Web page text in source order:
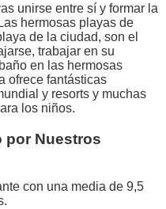
unirse entre sí y formar la
hermosas playas de
de la ciudad, son el
trabajar en su
en las hermosas
ofrece fantásticas
y resorts y muchas
los niños.
por Nuestros
con una media de 9,5